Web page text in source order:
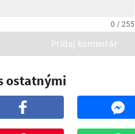
0 / 255
Pridaj komentár
ostatnými